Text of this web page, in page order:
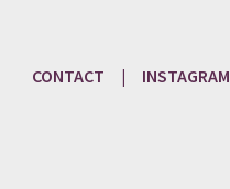
CONTACT | INSTAGRAM